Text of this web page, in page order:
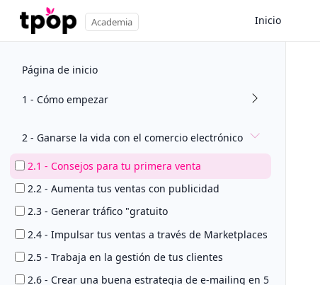
Academia Inicio
Página de inicio
1 - Cómo empezar
2 - Ganarse la vida con el comercio electrónico
2.1 - Consejos para tu primera venta
2.2 - Aumenta tus ventas con publicidad
2.3 - Generar tráfico "gratuito
2.4 - Impulsar tus ventas a través de Marketplaces
2.5 - Trabaja en la gestión de tus clientes
2.6 - Crear una buena estrategia de e-mailing en 5